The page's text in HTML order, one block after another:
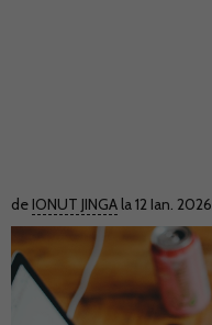
de IONUT JINGA la 12 Ian. 2026